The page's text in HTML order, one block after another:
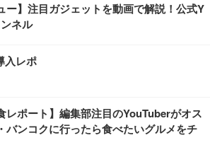
ー】注目ガジェットを動画で解説！公式Y
ネル
入レポ
レポート】編集部注目のYouTuberがオス
バンコクに行ったら食べたいグルメをチ